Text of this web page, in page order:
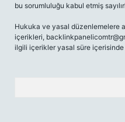
bu sorumluluğu kabul etmiş
Hukuka ve yasal düzenlemelere
içerikleri,
ilgili içerikler yasal süre içerisinde